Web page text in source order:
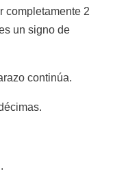
completamente 2
un signo de
continúa.